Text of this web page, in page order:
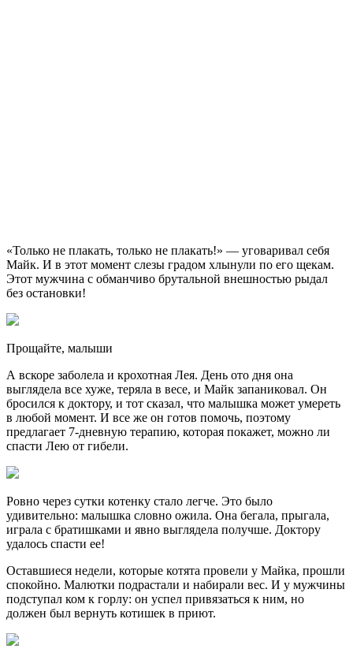
«Только не плакать, только не плакать!» — уговаривал себя
Майк. И в этот момент слезы градом хлынули по его щекам.
Этот мужчина с обманчиво брутальной внешностью рыдал
без остановки!
Прощайте, малыши
А вскоре заболела и крохотная Лея. День ото дня она
выглядела все хуже, теряла в весе, и Майк запаниковал. Он
бросился к доктору, и тот сказал, что малышка может умереть
в любой момент. И все же он готов помочь, поэтому
предлагает 7-дневную терапию, которая покажет, можно ли
спасти Лею от гибели.
Ровно через сутки котенку стало легче. Это было
удивительно: малышка словно ожила. Она бегала, прыгала,
играла с братишками и явно выглядела получше. Доктору
удалось спасти ее!
Оставшиеся недели, которые котята провели у Майка, прошли
спокойно. Малютки подрастали и набирали вес. И у мужчины
подступал ком к горлу: он успел привязаться к ним, но
должен был вернуть котишек в приют.